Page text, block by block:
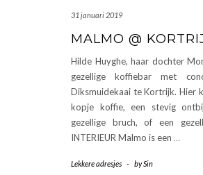
31 januari 2019
MALMO @
Hilde Huyghe, haar dochter
gezellige koffiebar met
Diksmuidekaai te Kortrijk. Hier
kopje koffie, een stevig
gezellige bruch, of een
INTERIEUR Malmo is een …
Lekkere adresjes - bySin